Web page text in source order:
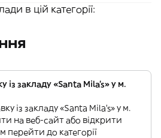
в цій категорії:
із закладу «Santa Mila's» у м.
із закладу «Santa Mila's» у м.
на веб-сайт або відкрити
перейти до категорії